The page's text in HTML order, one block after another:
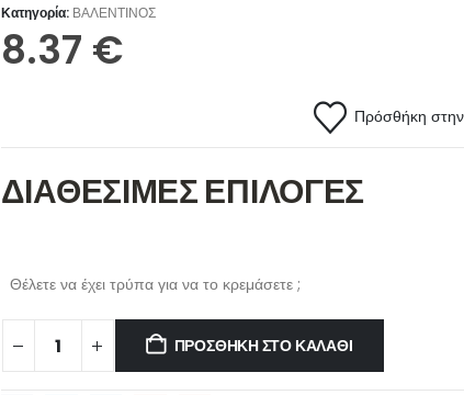
Κατηγορία: ΒΑΛΕΝΤΙΝΟΣ
8.37 €
Πρόσθήκη στην
ΔΙΑΘΕΣΙΜΕΣ ΕΠΙΛΟΓΕΣ
Θέλετε να έχει τρύπα για να το κρεμάσετε ;
ΠΡΟΣΘΉΚΗ ΣΤΟ ΚΑΛΆΘΙ